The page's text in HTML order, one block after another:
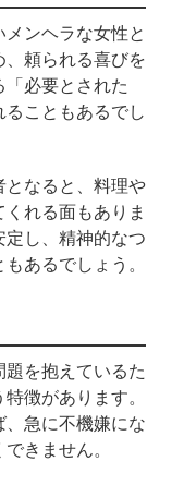
メンヘラな女性と
頼られる喜びを
必要とされた
こともあるでし
なると、料理や
れる面もありま
し、精神的なつ
あるでしょう。
を抱えているた
徴があります。
急に不機嫌にな
きません。